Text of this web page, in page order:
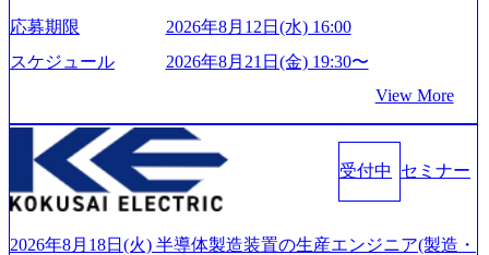
い」という想いの下で立ち上げた新鋭ファーム テクノロジ
ーがビジネスの成功に大きな影響力を持つDX時代におい
て、20年以上にわたってFintech業界を中心に最先端テクノ
つ、あらゆる業種・業界のクライアントの企業価値の最大
化を支援するために、戦略策定、組織改革、人材育成、業
務改善、実行支援などのコンサルティングサービスを一気
通貫で提供するのが特徴（いわゆる総合コンサルティング
ファーム） 社名の由来は”DXエリアにSpir（槍）を指して
ていく”という位置づけ 一昔前は金融が強い企業として認知
応募期限
2026年8月12日(水) 16:00
スケジュール
2026年8月21日(金) 19:30〜
View More
受付中 セミナー
2026年8月18日(火) 半導体製造装置の生産エンジニア(製造・